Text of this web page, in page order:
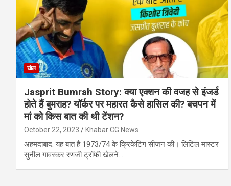
खेल
Jasprit Bumrah Story: क्या एक्शन की वजह से इंजर्ड
होते हैं बुमराह? यॉर्कर पर महारत कैसे हासिल की? बचपन में
मां को किस बात की थी टेंशन?
October 22, 2023 Khabar CG News
अहमदाबाद. यह बात है 1973/74 के क्रिकेटिंग सीज़न की। लिटिल मास्टर
सुनील गावस्कर रणजी ट्रॉफी खेलने…